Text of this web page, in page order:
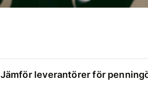
Jämför leverantörer för